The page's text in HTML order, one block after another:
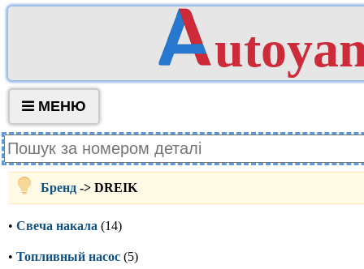
МЕНЮ
Бренд -> DREIK
• Свеча накала (14)
• Топливный насос (5)